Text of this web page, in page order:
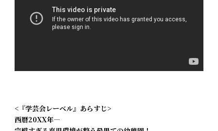
<『学芸会レーベル』あらすじ>
西暦20XX年―